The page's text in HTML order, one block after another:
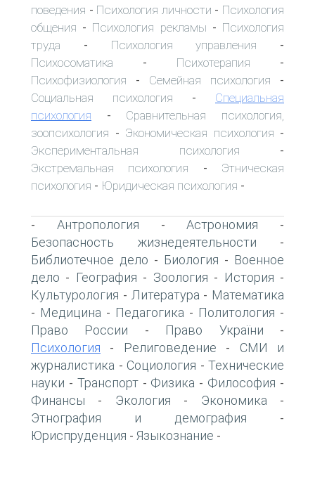
поведения - Психология личности - Психология
общения - Психология рекламы - Психология
труда - Психология управления -
Психосоматика - Психотерапия -
Психофизиология - Семейная психология -
Социальная психология - Специальная
психология - Сравнительная психология,
зоопсихология - Экономическая психология -
Экспериментальная психология -
Экстремальная психология - Этническая
психология - Юридическая психология -
- Антропология -Астрономия -
Безопасность жизнедеятельности -
Библиотечное дело - Биология - Военное
дело - География - Зоология - История -
Культурология - Литература - Математика
- Медицина - Педагогика - Политология -
Право России - Право України -
Психология - Религоведение - СМИ и
журналистика - Социология - Технические
науки - Транспорт- Физика - Философия -
Финансы - Экология - Экономика -
Этнография и демография -
Юриспруденция - Языкознание -